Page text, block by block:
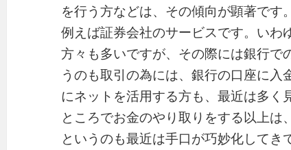
を行う方などは、その傾向が顕著です。
例えば証券会社のサービスです。いわ
方々も多いですが、その際には銀行で
うのも取引の為には、銀行の口座に
にネットを活用する方も、最近は多く
ところでお金のやり取りをする以上は
というのも最近は手口が巧妙化してき